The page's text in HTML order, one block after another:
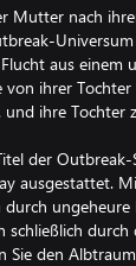
Mutter nach
aus einem
von ihrer
ihre Tochter
der
ausgestattet.
schließlich
den